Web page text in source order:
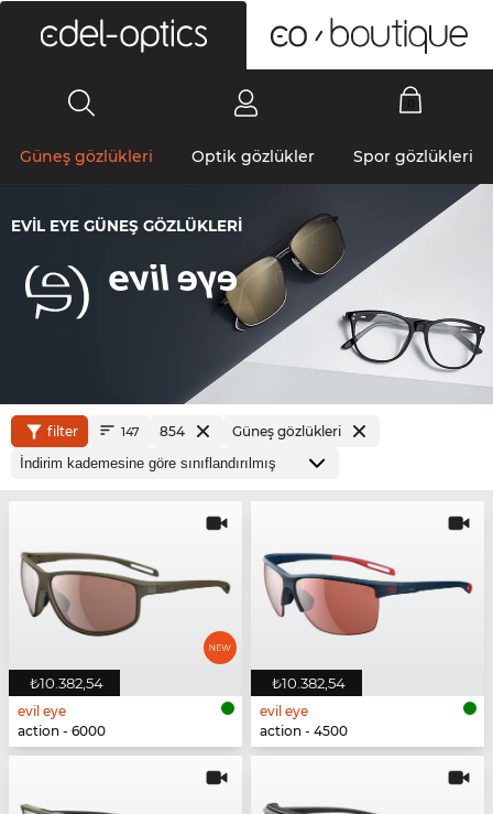
Güneş gözlükleri Optik gözlükler Spor gözlükleri
EVIL EYE GÜNEŞ GÖZLÜKLERI
filter 147 854 Güneş gözlükleri
₺10.382,54
evil eye
action - 6000
₺10.382,54
evil eye
action - 4500